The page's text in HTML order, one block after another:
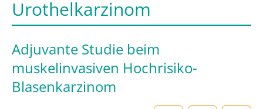
Urothelkarzinom
Adjuvante Studie beim
muskelinvasiven Hochrisiko-
Blasenkarzinom